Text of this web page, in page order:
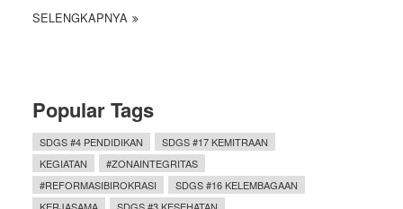
SELENGKAPNYA
Popular Tags
SDGS #4 PENDIDIKAN
SDGS #17 KEMITRAAN
KEGIATAN
#ZONAINTEGRITAS
#REFORMASIBIROKRASI
SDGS #16 KELEMBAGAAN